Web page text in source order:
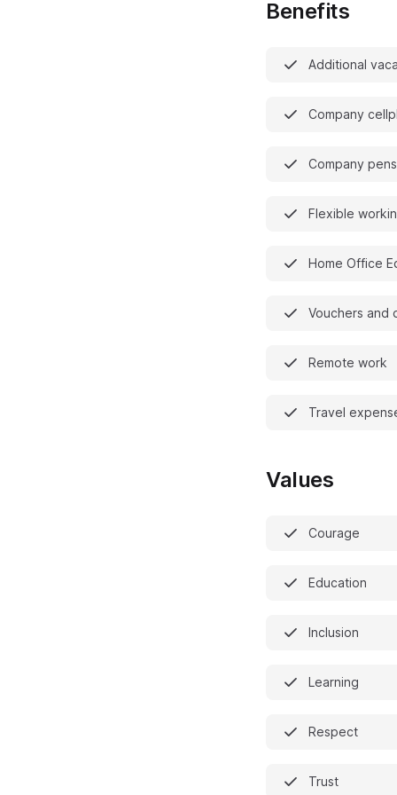
Benefits
Additional
Company
Company
Flexible
Home Office
Vouchers and
Remote work
Travel
Values
Courage
Education
Inclusion
Learning
Respect
Trust